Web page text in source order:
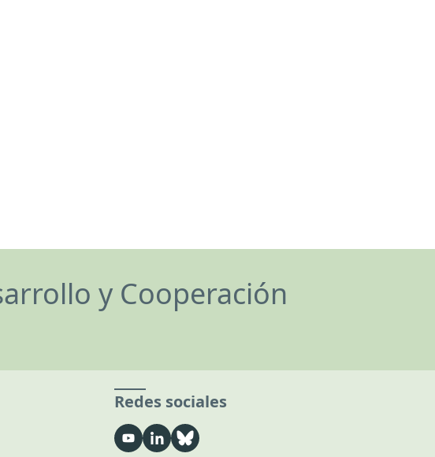
y Cooperación
Redes sociales